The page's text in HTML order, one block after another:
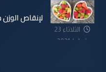
الثلاثاء 23
شباط 2021
لإنقاص الوزن خلال 3 أيام.. عليك